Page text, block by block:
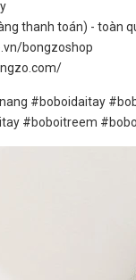
thanh toán) - toàn
bongzoshop
#boboitreem